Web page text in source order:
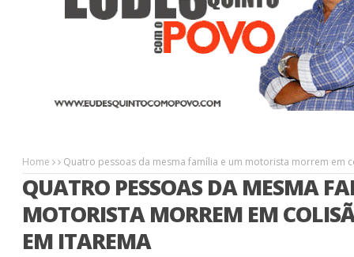
Home Quatro pessoas da mesma família e um motorista morrem em
QUATRO PESSOAS DA MESMA
MOTORISTA MORREM EM
EM ITAREMA